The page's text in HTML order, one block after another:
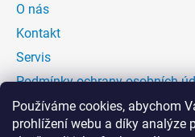
Používáme cookies, abychom
prohlížení webu a díky analýze
O nás
Kontakt
Servis
Podmínky ochrany osobních
Kontaktní formulář